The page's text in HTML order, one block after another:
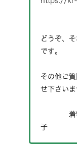
どうぞ、
です。
その他ご
せ下さいま
着物レ
子